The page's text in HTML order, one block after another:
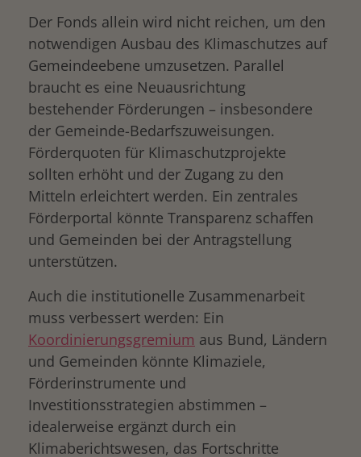
Der Fonds allein wird nicht reichen, um den
notwendigen Ausbau des Klimaschutzes auf
Gemeindeebene umzusetzen. Parallel
braucht es eine Neuausrichtung
bestehender Förderungen – insbesondere
der Gemeinde-Bedarfszuweisungen.
Förderquoten für Klimaschutzprojekte
sollten erhöht und der Zugang zu den
Mitteln erleichtert werden. Ein zentrales
Förderportal könnte Transparenz schaffen
und Gemeinden bei der Antragstellung
unterstützen.
Auch die institutionelle Zusammenarbeit
muss verbessert werden: Ein
Koordinierungsgremium aus Bund, Ländern
und Gemeinden könnte Klimaziele,
Förderinstrumente und
Investitionsstrategien abstimmen –
idealerweise ergänzt durch ein
Klimaberichtswesen, das Fortschritte